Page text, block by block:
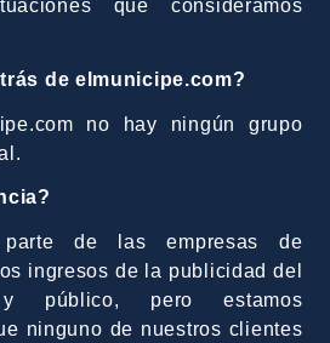
que consideramos
de elmunicipe.com?
no hay ningún grupo
de las empresas de
ingresos de la publicidad del
público, pero estamos
ninguno de nuestros clientes